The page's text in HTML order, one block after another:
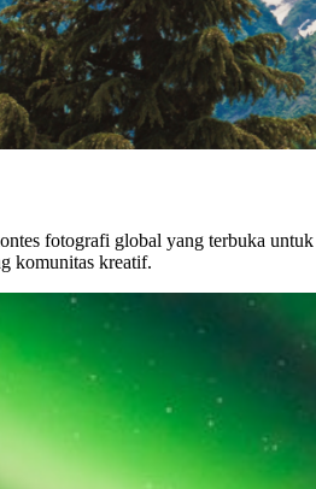
fotografi global yang terbuka
komunitas kreatif.